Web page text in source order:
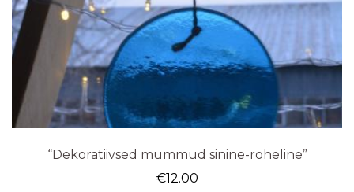
“Dekoratiivsed mummud sinine-roheline”
€12.00